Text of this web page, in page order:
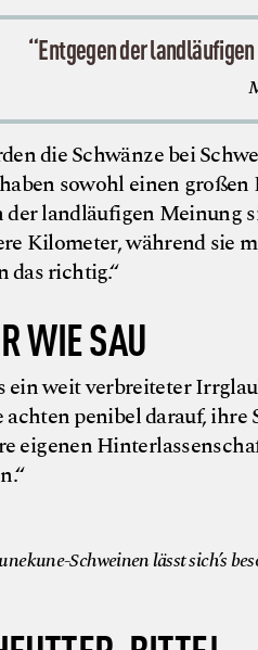
“Entgegen der
die Schwänze bei
sowohl einen
der landläufigen Meinung
Kilometer, während sie
das richtig.“
WIE SAU
ein weit verbreiteter
achten penibel darauf,
eigenen
Schweinen lässt sich’s